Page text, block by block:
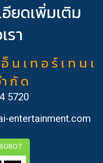
ยดเพิ่มเติม
รา
เ ท อ ร์ เ ท น เ
กั ด
5720
entertainment.com